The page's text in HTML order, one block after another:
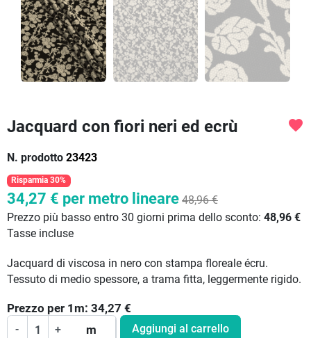
Jacquard con fiori neri ed ecrù
N. prodotto 23423
favorite
Risparmia 30%
34,27 € per metro lineare 48,96 €
Prezzo più basso entro 30 giorni prima dello sconto: 48,96 €
Tasse incluse
Jacquard di viscosa in nero con stampa floreale écru.
Tessuto di medio spessore, a trama fitta, leggermente rigido.
Prezzo per 1 m: 34,27 €
- + m Aggiungi al carrello